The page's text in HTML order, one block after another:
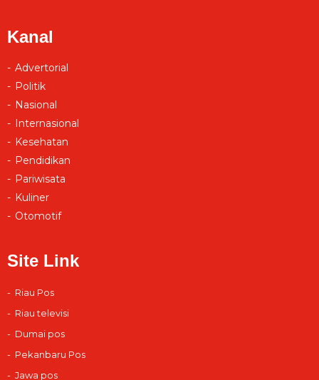
Kanal
Advertorial
Politik
Nasional
Internasional
Kesehatan
Pendidikan
Pariwisata
Kuliner
Otomotif
Site Link
Riau Pos
Riau televisi
Dumai pos
Pekanbaru Pos
Jawa pos